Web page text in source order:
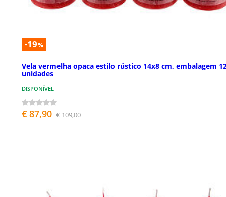
-19%
Vela vermelha opaca estilo rústico 14x8 cm, embalagem
unidades
DISPONÍVEL
€ 87,90 € 109,00